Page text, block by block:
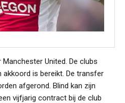
United. De clubs
akkoord is bereikt. De transfer
afgerond. Blind kan zijn
vijfjarig contract bij de club